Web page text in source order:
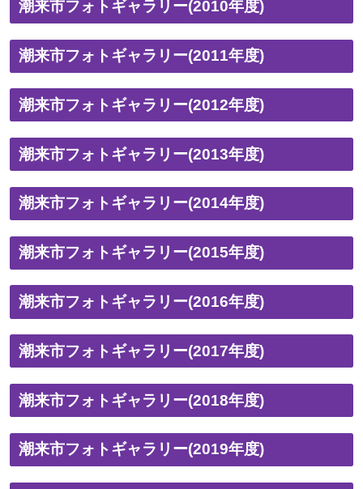
潮来市フォトギャラリー(2010年度)
潮来市フォトギャラリー(2011年度)
潮来市フォトギャラリー(2012年度)
潮来市フォトギャラリー(2013年度)
潮来市フォトギャラリー(2014年度)
潮来市フォトギャラリー(2015年度)
潮来市フォトギャラリー(2016年度)
潮来市フォトギャラリー(2017年度)
潮来市フォトギャラリー(2018年度)
潮来市フォトギャラリー(2019年度)